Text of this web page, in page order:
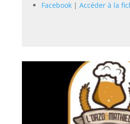
Facebook| Accéder à la